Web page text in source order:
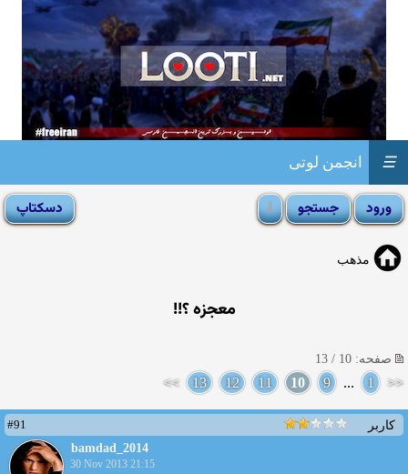
انجمن لوتی ☰
مذهب
معجزه ؟!!
صفحه: 10 / 13
<<
1
...
9
10
11
12
13
>>
کاربر
#91
bamdad_2014
30 Nov 2013 21:15